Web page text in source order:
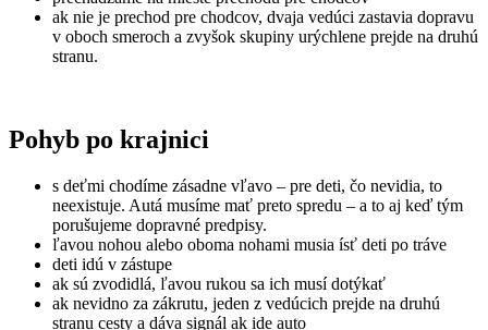
ak nie je prechod pre chodcov, dvaja vedúci zastavia dopravu
v oboch smeroch a zvyšok skupiny urýchlene prejde na druhú
stranu.
Pohyb po krajnici
s deťmi chodíme zásadne vľavo – pre deti, čo nevidia, to
neexistuje. Autá musíme mať preto spredu – a to aj keď tým
porušujeme dopravné predpisy.
ľavou nohou alebo oboma nohami musia ísť deti po tráve
deti idú v zástupe
ak sú zvodidlá, ľavou rukou sa ich musí dotýkať
ak nevidno za zákrutu, jeden z vedúcich prejde na druhú
stranu cesty a dáva signál ak ide auto